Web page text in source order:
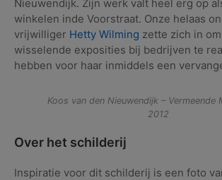
Nieuwendijk. Zijn werk valt heel erg op
winkelen inde Voorstraat. Onze helaas
vrijwilliger Hetty Wilming zette zich in
wisselende exposities bij bedrijven te
hebben voor haar inmiddels een
Koos van den Nieuwendijk – Vermeende
2012
Over het schilderij
Inspiratie voor dit schilderij is een foto